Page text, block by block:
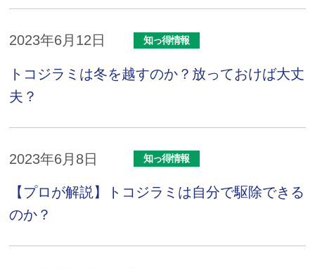
2023年6月12日 知っ得情報
トコジラミは冬を越すのか？放っておけば大丈
夫？
2023年6月8日 知っ得情報
【プロが解説】トコジラミは自分で駆除できる
のか？